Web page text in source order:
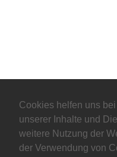
Cookies helfen uns
unserer Inhalte und
weitere Nutzung der
der Verwendung von
©